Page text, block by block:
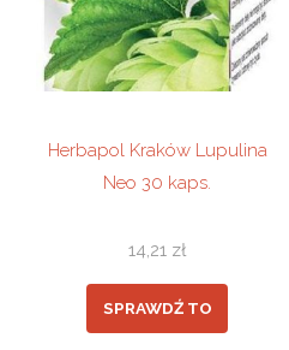
Herbapol Kraków Lupulina
Neo 30 kaps.
14,21 zł
SPRAWDŹ TO